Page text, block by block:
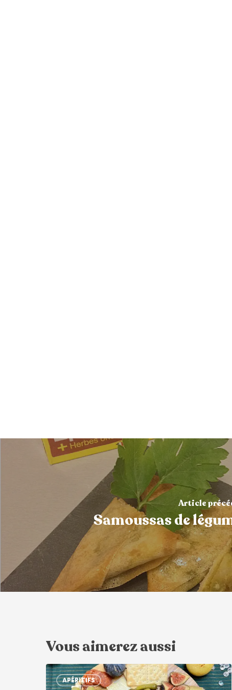
Article
Samoussas de
Vous aimerez aussi
APÉRITIFS